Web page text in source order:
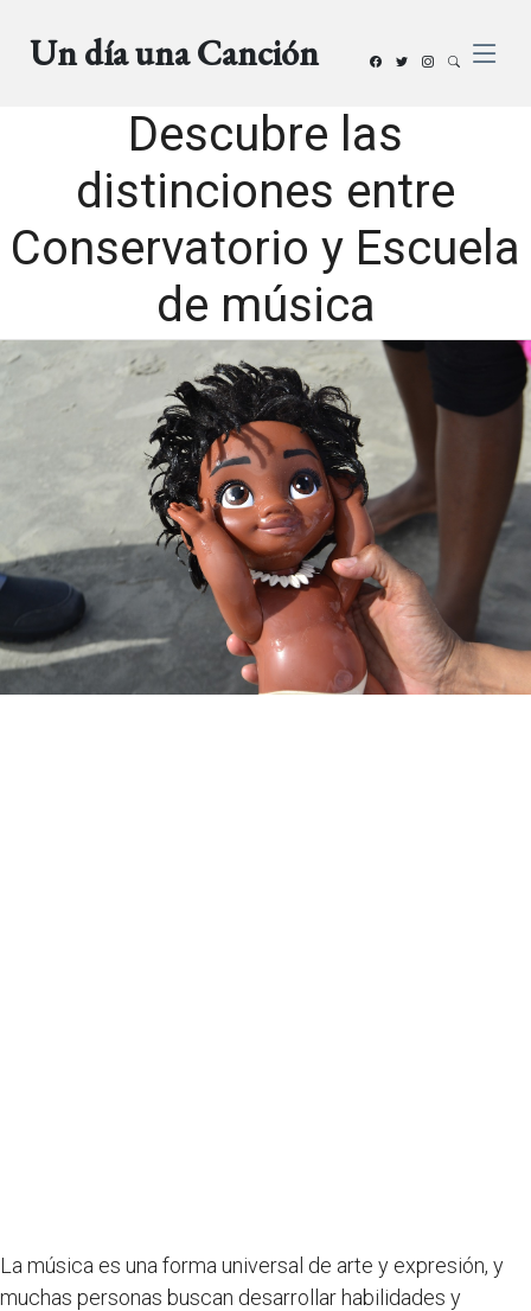
Un día una Canción
Descubre las
distinciones entre
Conservatorio y Escuela
de música
La música es una forma universal de arte y expresión, y
muchas personas buscan desarrollar habilidades y